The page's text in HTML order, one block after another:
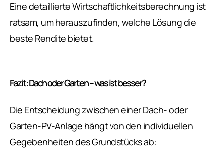
Eine detaillierte Wirtschaftlichkeitsberechnung ist
ratsam, um herauszufinden, welche Lösung die
beste Rendite bietet.
Fazit: Dach oder Garten – was ist besser?
Die Entscheidung zwischen einer Dach- oder
Garten-PV-Anlage hängt von den individuellen
Gegebenheiten des Grundstücks ab: